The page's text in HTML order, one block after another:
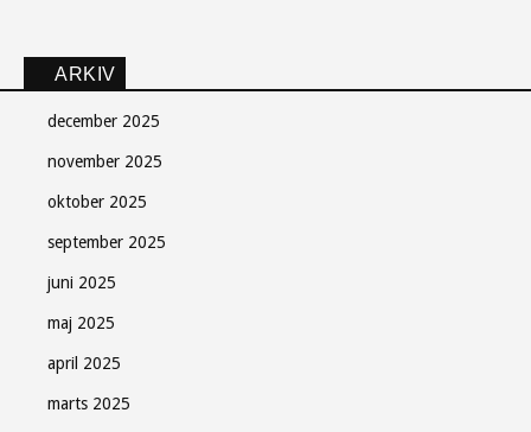
ARKIV
december 2025
november 2025
oktober 2025
september 2025
juni 2025
maj 2025
april 2025
marts 2025